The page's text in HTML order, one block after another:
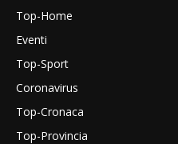
Top-Home
Eventi
Top-Sport
Coronavirus
Top-Cronaca
Top-Provincia